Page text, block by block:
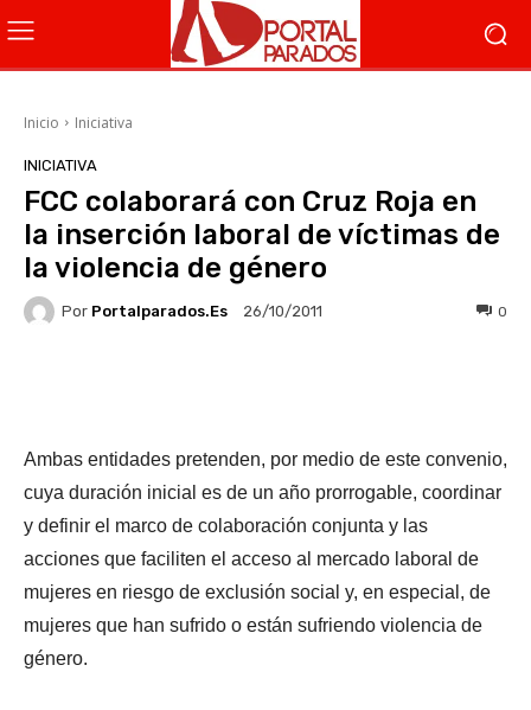
Inicio Iniciativa
INICIATIVA
FCC colaborará con Cruz Roja en
la inserción laboral de víctimas de
la violencia de género
Por Portalparados.es 26/10/2011 0
Ambas entidades pretenden, por medio de este convenio,
cuya duración inicial es de un año prorrogable, coordinar
y definir el marco de colaboración conjunta y las
acciones que faciliten el acceso al mercado laboral de
mujeres en riesgo de exclusión social y, en especial, de
mujeres que han sufrido o están sufriendo violencia de
género.